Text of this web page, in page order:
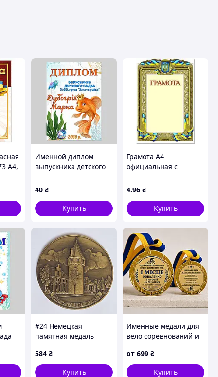
А4,
Именной диплом
выпускника детского
рыбка
40 ₴
Купить
Грамота А4
официальная с
Г-423
4.96 ₴
Купить
#24 Немецкая
памятная медаль
Ганновере 1983.
Диаметр 8 см МЕДАЛИ
584 ₴
Купить
Именные медали для
вело соревнований и
от 699 ₴
Купить